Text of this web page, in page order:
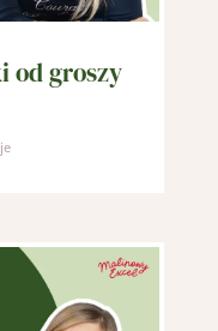
od groszy